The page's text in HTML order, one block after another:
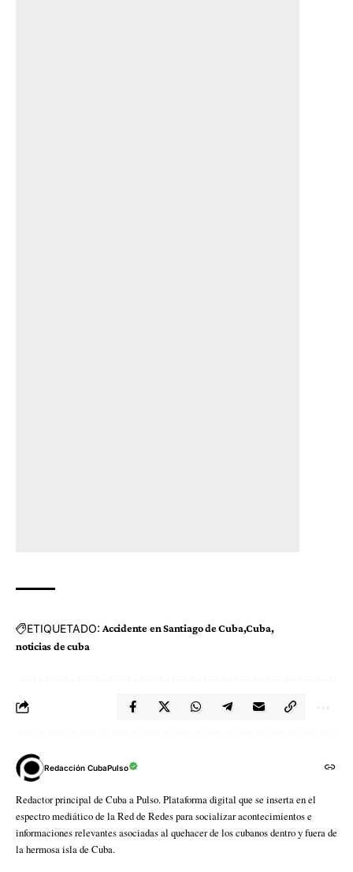
ETIQUETADO: Accidente en Santiago de Cuba Cuba
noticias de cuba
Redacción CubaPulso
Redactor principal de Cuba a Pulso. Plataforma digital que se inserta en el
espectro mediático de la Red de Redes para socializar acontecimientos e
informaciones relevantes asociadas al quehacer de los cubanos dentro y fuera de
la hermosa isla de Cuba.